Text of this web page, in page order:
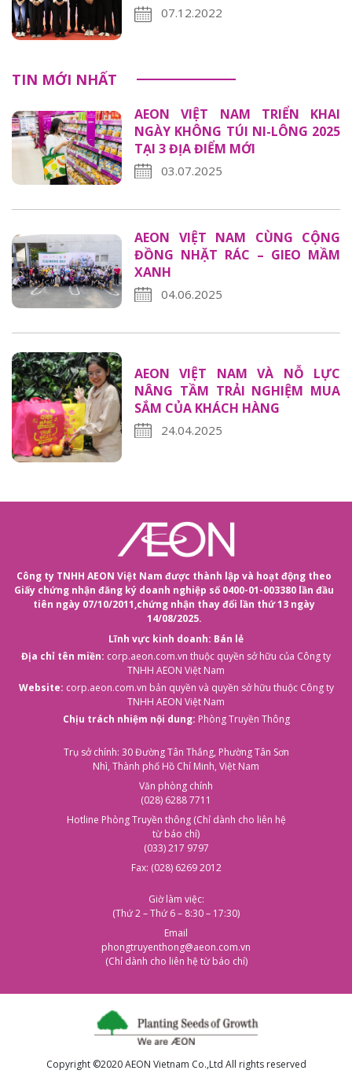
07.12.2022
TIN MỚI NHẤT
AEON VIỆT NAM TRIỂN KHAI
NGÀY KHÔNG TÚI NI-LÔNG 2025
TẠI 3 ĐỊA ĐIỂM MỚI
03.07.2025
AEON VIỆT NAM CÙNG CỘNG
ĐỒNG NHẶT RÁC – GIEO MẦM
XANH
04.06.2025
AEON VIỆT NAM VÀ NỖ LỰC
NÂNG TẦM TRẢI NGHIỆM MUA
SẮM CỦA KHÁCH HÀNG
24.04.2025
Công ty TNHH AEON Việt Nam được thành lập và hoạt động theo
Giấy chứng nhận đăng ký doanh nghiệp số 0400-01-003380 lần đầu
tiên ngày 07/10/2011,chứng nhận thay đổi lần thứ 13 ngày
14/08/2025.
Lĩnh vực kinh doanh: Bán lẻ
Địa chỉ tên miền: corp.aeon.com.vn thuộc quyền sở hữu của Công ty
TNHH AEON Việt Nam
Website: corp.aeon.com.vn bản quyền và quyền sở hữu thuộc Công ty
TNHH AEON Việt Nam
Chịu trách nhiệm nội dung: Phòng Truyền Thông
Trụ sở chính: 30 Đường Tân Thắng, Phường Tân Sơn
Nhì, Thành phố Hồ Chí Minh, Việt Nam
Văn phòng chính
(028) 6288 7711
Hotline Phòng Truyền thông (Chỉ dành cho liên hệ
từ báo chí)
(033) 217 9797
Fax: (028) 6269 2012
Giờ làm việc:
(Thứ 2 – Thứ 6 – 8:30 – 17:30)
Email
phongtruyenthong@aeon.com.vn
(Chỉ dành cho liên hệ từ báo chí)
Copyright ©2020 AEON Vietnam Co.,Ltd All rights reserved